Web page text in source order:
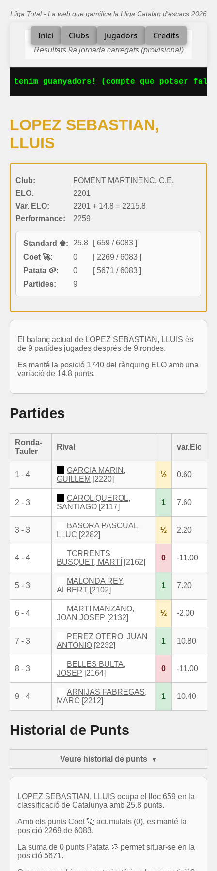
Lliga Total - La web que gamifica la Lliga Catalan d'escacs 2026
Inici Clubs Jugadors Credits
Resultats 9a jornada carregats (provisional)
tenim guanyadors! (compte que potser
LOPEZ SEBASTIAN,
LLUIS
Club:
FOMENT MARTINENC, C.E.
ELO:
2201
Var. ELO:
2201 + 14.8 = 2215.8
Performance:
2259
Standard ♚: 25.8
[ 659 / 6083 ]
Coet 🚀:
0
[ 2269 / 6083 ]
Patata 🥔:
0
[ 5671 / 6083 ]
Partides:
9
El balanç actual de LOPEZ SEBASTIAN, LLUIS és
de 9 partides jugades després de 9 rondes.
Es manté la posició 1740 del rànquing ELO amb una
variació de 14.8 punts.
Partides
Ronda-
Tauler
Rival var.Elo
1 - 4
GARCIA MARIN,
GUILLEM [2220]
½ 0.60
2 - 3
CAROL QUEROL,
SANTIAGO [2117]
1 7.60
3 - 3
BASORA PASCUAL,
LLUC [2282]
½ 2.20
4 - 4
TORRENTS
BUSQUET, MARTÍ [2162]
0 -11.00
5 - 3
MALONDA REY,
ALBERT [2102]
1 7.20
6 - 4
MARTI MANZANO,
JOAN JOSEP [2132]
½ -2.00
7 - 3
PEREZ OTERO, JUAN
ANTONIO [2232]
1 10.80
8 - 3
BELLES BULTA,
JOSEP [2164]
0 -11.00
9 - 4
ARNIJAS FABREGAS,
MARC [2212]
1 10.40
Historial de Punts
Veure historial de punts
LOPEZ SEBASTIAN, LLUIS ocupa el lloc 659 en la
classificació de Catalunya amb 25.8 punts.
Amb els punts Coet 🚀 acumulats (0), es manté la
posició 2269 de 6083.
La suma de 0 punts Patata 🥔 permet situar-se en la
posició 5671.